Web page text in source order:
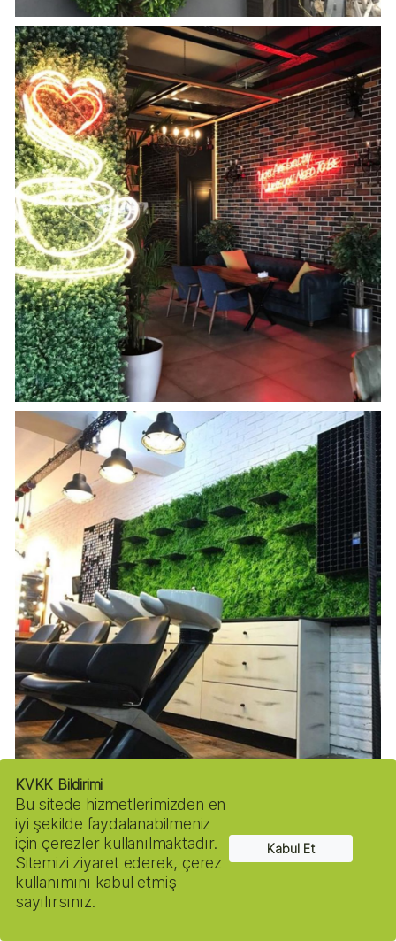
KVKK Bildirimi
Bu sitede hizmetlerimizden en
iyi şekilde faydalanabilmeniz
için çerezler kullanılmaktadır.
Sitemizi ziyaret ederek, çerez
kullanımını kabul etmiş
sayılırsınız.
Kabul Et